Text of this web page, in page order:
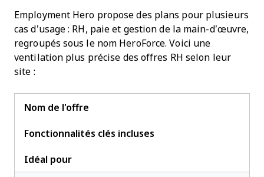
Employment Hero propose des plans pour plusieurs
cas d’usage : RH, paie et gestion de la main-d’œuvre,
regroupés sous le nom HeroForce. Voici une
ventilation plus précise des offres RH selon leur
site :
Nom de l'offre
Fonctionnalités clés incluses
Idéal pour